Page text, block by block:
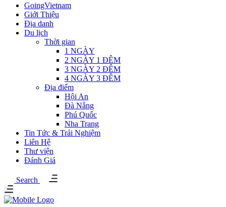
GoingVietnam
Giới Thiệu
Địa danh
Du lịch
Thời gian
1 NGÀY
2 NGÀY 1 ĐÊM
3 NGÀY 2 ĐÊM
4 NGÀY 3 ĐÊM
Địa điểm
Hội An
Đà Nẵng
Phú Quốc
Nha Trang
Tin Tức & Trải Nghiệm
Liên Hệ
Thư viện
Đánh Giá
Search